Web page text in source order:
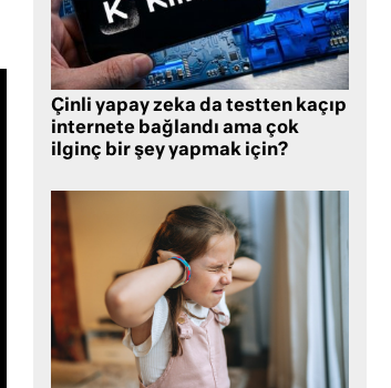
Çinli yapay zeka da testten kaçıp
internete bağlandı ama çok
ilginç bir şey yapmak için?